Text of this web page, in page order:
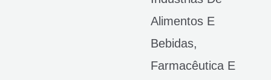
Alimentos E
Bebidas,
Farmacêutica E